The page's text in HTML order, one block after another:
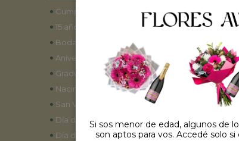
• Cumpleaños
• 15 años
• Bodas
• Aniversarios
• Graduaciones
• Nacimientos
• San Valentín
• Día de la primavera
• Día de la madre
Si sos menor de edad, algunos de
son aptos para vos. Accedé solo